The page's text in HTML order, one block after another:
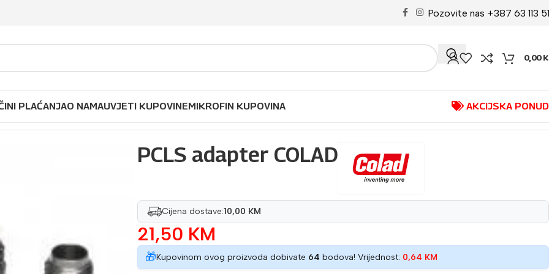
Pozovite nas +387 63 113
0,00
PLAĆANJAO NAMAUVJETI KUPOVINEMIKROFIN KUPOVINA AKCIJSKA
PCLS adapter COLAD
Cijena dostave:10,00 KM
21,50 KM
🎁Kupovinom ovog proizvoda dobivate 64 bodova! Vrijednost: 0,64 KM